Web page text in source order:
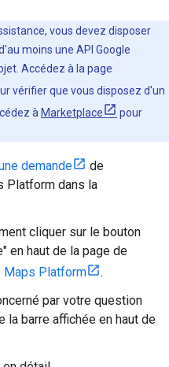
vous devez disposer
moins une API Google
Accédez à la page
vérifier que vous disposez d'un
à Marketplace
pour
demande
de
Platform dans la
cliquer sur le bouton
en haut de la page de
Maps Platform
.
par votre question
la barre affichée en haut de